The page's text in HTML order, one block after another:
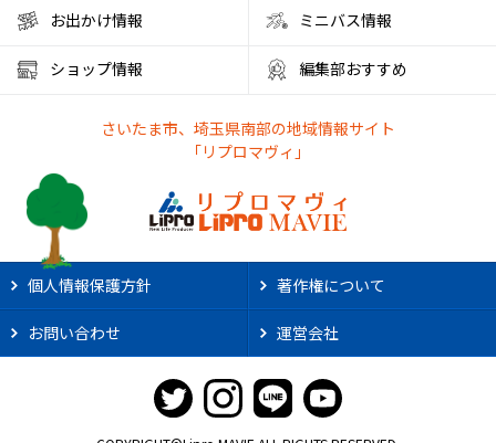
お出かけ情報 ミニバス情報
ショップ情報 編集部おすすめ
さいたま市、埼玉県南部の地域情報サイト
「リプロマヴィ」
個人情報保護方針 著作権について
お問い合わせ 運営会社